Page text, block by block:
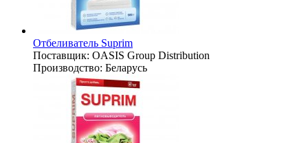
Отбеливатель Suprim
Поставщик: OASIS Group Distribution
Производство: Беларусь